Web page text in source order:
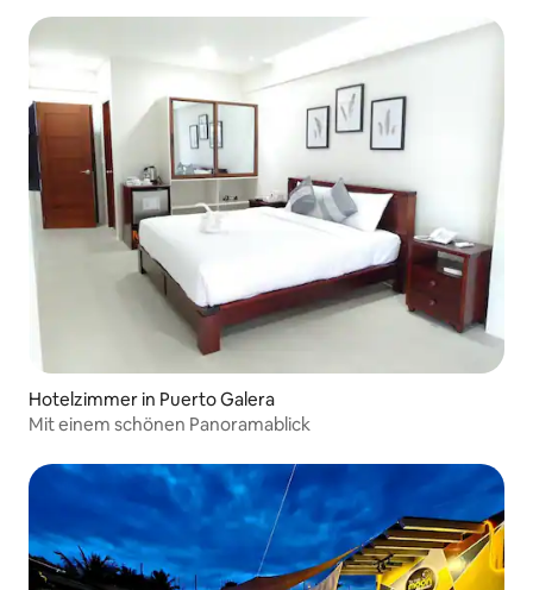
Hotelzimmer in Puerto Galera
Mit einem schönen Panoramablick